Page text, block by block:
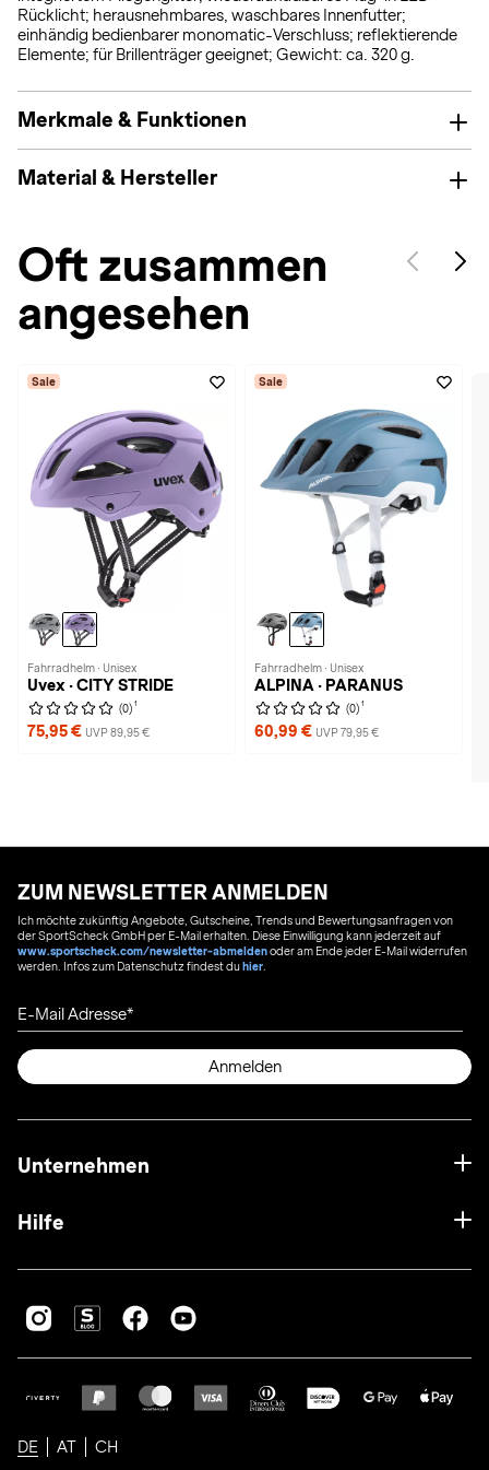
Rücklicht; herausnehmbares, waschbares Innenfutter;
einhändig bedienbarer monomatic-Verschluss; reflektierende
Elemente; für Brillenträger geeignet; Gewicht: ca. 320 g.
Merkmale & Funktionen
Material & Hersteller
Oft zusammen
angesehen
Sale
Fahrradhelm · Unisex
Uvex · CITY STRIDE
(0) 1
75,95 € UVP 89,95 €
Sale
Fahrradhelm · Unisex
ALPINA · PARANUS
(0) 1
60,99 € UVP 79,95 €
ZUM NEWSLETTER ANMELDEN
Ich möchte zukünftig Angebote, Gutscheine, Trends und Bewertungsanfragen von
der SportScheck GmbH per E-Mail erhalten. Diese Einwilligung kann jederzeit auf
www.sportscheck.com/newsletter-abmeldenoder am Ende jeder E-Mail widerrufen
werden. Infos zum Datenschutz findest duhier
E-Mail Adresse
Anmelden
Unternehmen
Hilfe
DE AT CH